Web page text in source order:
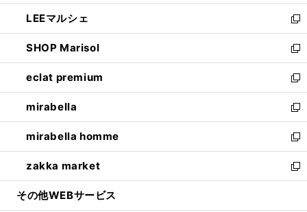
開
く
ウ
で
開
く
ン
ド
ウ
で
開
く
ウ
ィ
ン
ド
ウ
で
開
く
し
い
ウ
ィ
ン
ド
ウ
で
開
く
LEEマルシェ
新
し
い
ウ
ィ
ン
ド
ウ
で
開
く
SHOP Marisol
新
し
い
ウ
ィ
ン
ド
ウ
で
開
eclat premium
新
し
い
ウ
ィ
ン
ド
ウ
mirabella
新
し
い
ウ
ィ
ン
mirabella homme
新
し
い
ウ
zakka market
新
し
その他WEBサービス